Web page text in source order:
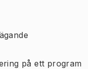
på ett program